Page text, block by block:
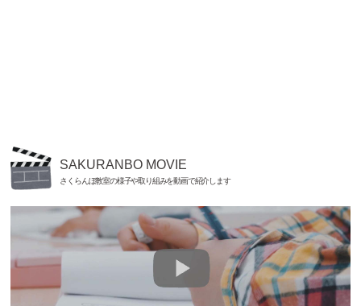
SAKURANBO MOVIE
さくらんぼ教室の様子や取り組みを動画で紹介します